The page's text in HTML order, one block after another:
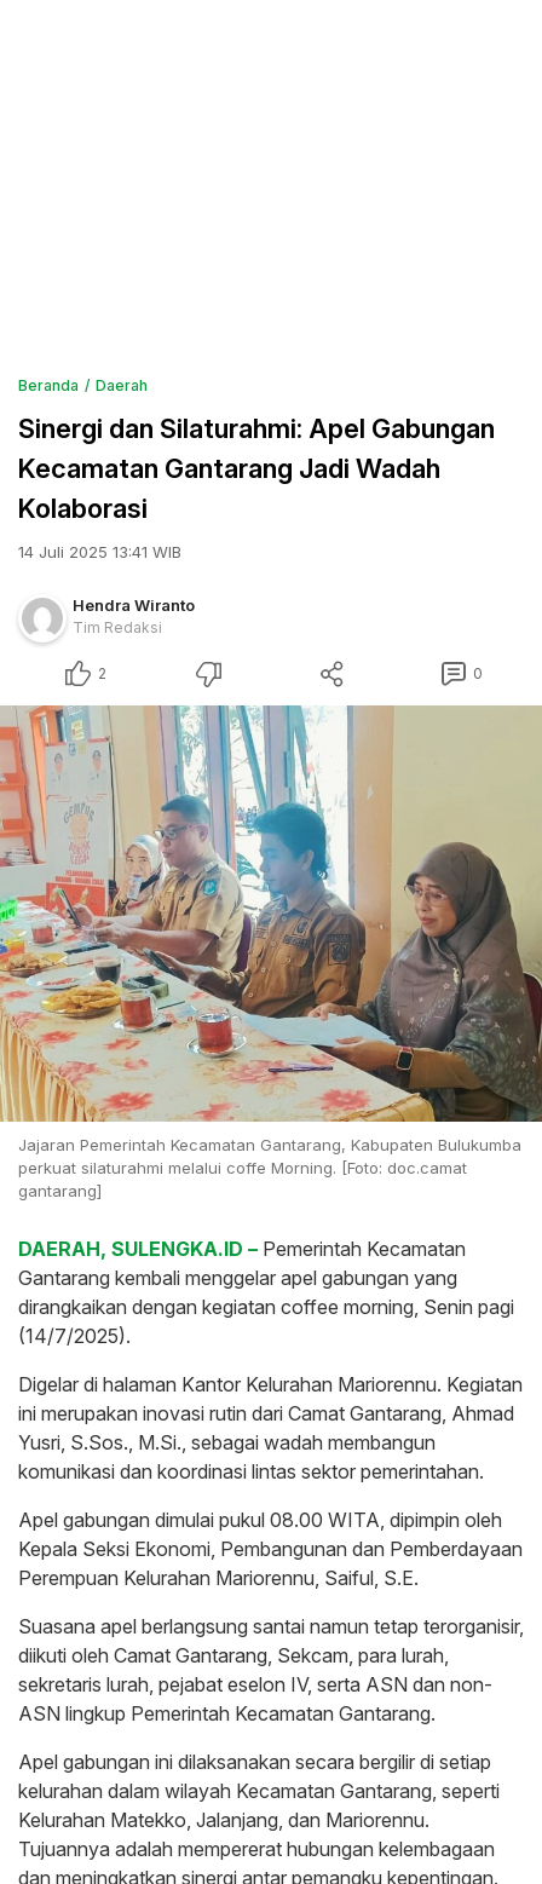
Beranda Daerah
Sinergi dan Silaturahmi: Apel Gabungan
Kecamatan Gantarang Jadi Wadah
Kolaborasi
14 Juli 2025 13:41 WIB
Hendra Wiranto
Tim Redaksi
2 0
Jajaran Pemerintah Kecamatan Gantarang, Kabupaten Bulukumba
perkuat silaturahmi melalui coffe Morning. [Foto: doc.camat
gantarang]
DAERAH, SULENGKA.ID – Pemerintah Kecamatan
Gantarang kembali menggelar apel gabungan yang
dirangkaikan dengan kegiatan coffee morning, Senin pagi
(14/7/2025).
Digelar di halaman Kantor Kelurahan Mariorennu. Kegiatan
ini merupakan inovasi rutin dari Camat Gantarang, Ahmad
Yusri, S.Sos., M.Si., sebagai wadah membangun
komunikasi dan koordinasi lintas sektor pemerintahan.
Apel gabungan dimulai pukul 08.00 WITA, dipimpin oleh
Kepala Seksi Ekonomi, Pembangunan dan Pemberdayaan
Perempuan Kelurahan Mariorennu, Saiful, S.E.
Suasana apel berlangsung santai namun tetap terorganisir,
diikuti oleh Camat Gantarang, Sekcam, para lurah,
sekretaris lurah, pejabat eselon IV, serta ASN dan non-
ASN lingkup Pemerintah Kecamatan Gantarang.
Apel gabungan ini dilaksanakan secara bergilir di setiap
kelurahan dalam wilayah Kecamatan Gantarang, seperti
Kelurahan Matekko, Jalanjang, dan Mariorennu.
Tujuannya adalah mempererat hubungan kelembagaan
dan meningkatkan sinergi antar pemangku kepentingan.